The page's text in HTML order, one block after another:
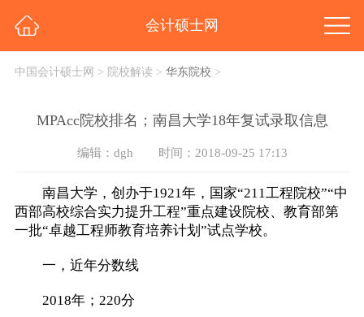
会计硕士网
中国会计硕士网 > 院校解读 > 华东院校 >
MPAcc院校排名；南昌大学18年复试录取信息
编辑：dgh 时间：2018-09-25 17:13
南昌大学，创办于1921年，国家“211工程院校”“中
西部高校综合实力提升工程”重点建设院校、教育部第
一批“卓越工程师教育培养计划”试点学校。
一，近年分数线
2018年；220分